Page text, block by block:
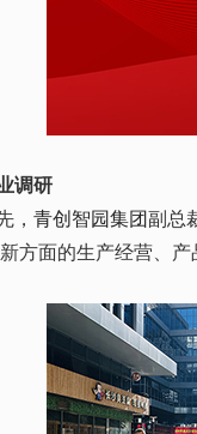
调研
青创智园集团副总
方面的生产经营、